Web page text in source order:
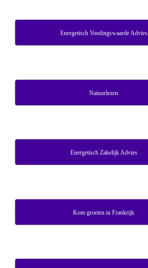
Energetisch Voedingswaarde Advies
Natuurlezen
Energetisch Zakelijk Advies
Kom groeien in Frankrijk